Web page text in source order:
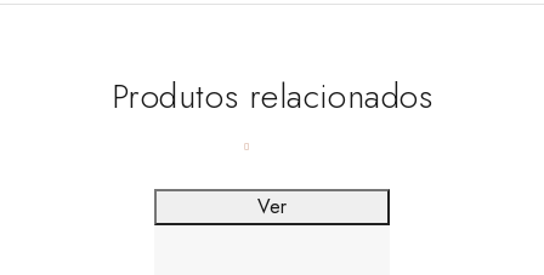
Produtos relacionados
Ver